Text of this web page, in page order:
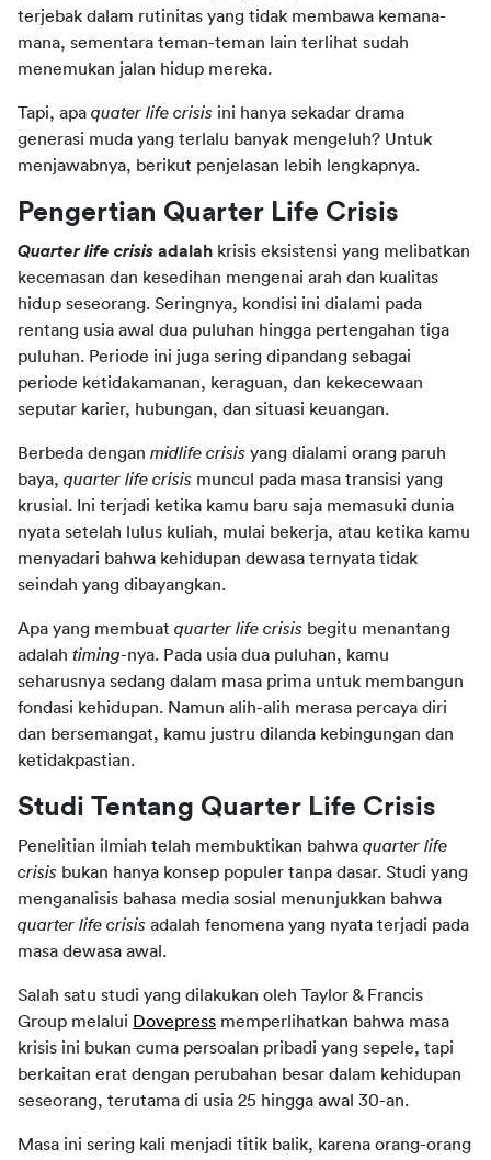
terjebak dalam rutinitas yang tidak membawa kemana-
mana, sementara teman-teman lain terlihat sudah
menemukan jalan hidup mereka.
Tapi, apa quater life crisis ini hanya sekadar drama
generasi muda yang terlalu banyak mengeluh? Untuk
menjawabnya, berikut penjelasan lebih lengkapnya.
Pengertian Quarter Life Crisis
Quarter life crisis adalah krisis eksistensi yang melibatkan
kecemasan dan kesedihan mengenai arah dan kualitas
hidup seseorang. Seringnya, kondisi ini dialami pada
rentang usia awal dua puluhan hingga pertengahan tiga
puluhan. Periode ini juga sering dipandang sebagai
periode ketidakamanan, keraguan, dan kekecewaan
seputar karier, hubungan, dan situasi keuangan.
Berbeda dengan midlife crisis yang dialami orang paruh
baya, quarter life crisis muncul pada masa transisi yang
krusial. Ini terjadi ketika kamu baru saja memasuki dunia
nyata setelah lulus kuliah, mulai bekerja, atau ketika kamu
menyadari bahwa kehidupan dewasa ternyata tidak
seindah yang dibayangkan.
Apa yang membuat quarter life crisis begitu menantang
adalah timing-nya. Pada usia dua puluhan, kamu
seharusnya sedang dalam masa prima untuk membangun
fondasi kehidupan. Namun alih-alih merasa percaya diri
dan bersemangat, kamu justru dilanda kebingungan dan
ketidakpastian.
Studi Tentang Quarter Life Crisis
Penelitian ilmiah telah membuktikan bahwa quarter life
crisis bukan hanya konsep populer tanpa dasar. Studi yang
quarter life crisis adalah fenomena yang nyata terjadi pada
masa dewasa awal.
Salah satu studi yang dilakukan oleh Taylor & Francis
Group melalui Dovepress memperlihatkan bahwa masa
krisis ini bukan cuma persoalan pribadi yang sepele, tapi
berkaitan erat dengan perubahan besar dalam kehidupan
seseorang, terutama di usia 25 hingga awal 30-an.
Masa ini sering kali menjadi titik balik, karena orang-orang